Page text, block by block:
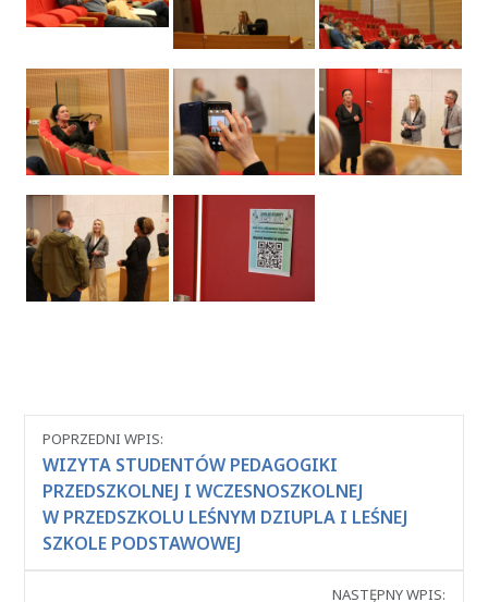
Nawigacja
między
wpisami
POPRZEDNI WPIS:
WIZYTA STUDENTÓW PEDAGOGIKI
PRZEDSZKOLNEJ I WCZESNOSZKOLNEJ
W PRZEDSZKOLU LEŚNYM DZIUPLA I LEŚNEJ
SZKOLE PODSTAWOWEJ
NASTĘPNY WPIS: